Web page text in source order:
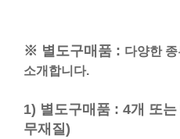
※ 별도구매품 : 다양한
소개합니다.
1) 별도구매품 : 4개 또
무재질)